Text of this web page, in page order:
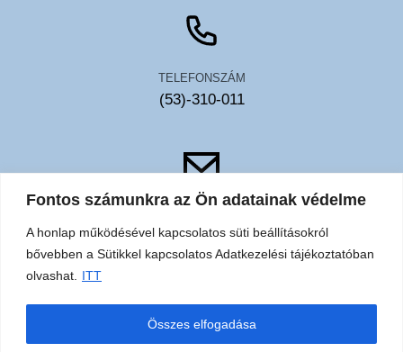
Fontos számunkra az Ön adatainak védelme
A honlap működésével kapcsolatos süti beállításokról
bővebben a Sütikkel kapcsolatos Adatkezelési tájékoztatóban
olvashat.
ITT
Összes elfogadása
TELEFONSZÁM
(53)-310-011
toldy@toldykorhaz.hu
AkadálymentesítésiKözérdekű
adatok
Elérhetőségek
Sütik
tájékoztató